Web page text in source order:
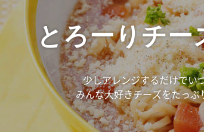
とろーりチー
少しアレンジするだけでい
みんな大好きチーズをたっ